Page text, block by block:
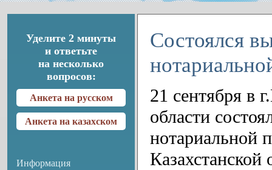
Уделите 2 минуты
и ответьте
на несколько
вопросов:
Анкета на русском
Анкета на казахском
Информация
Состоялся
21 сентября в
области
нотариальной
Казахстанской